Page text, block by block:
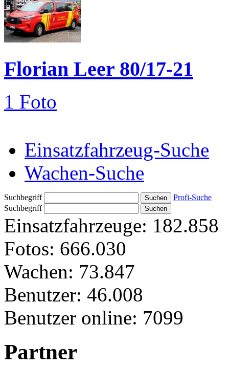
Florian Leer 80/17-21
1 Foto
Einsatzfahrzeug-Suche
Wachen-Suche
Suchbegriff
Profi-Suche
Suchbegriff
Einsatzfahrzeuge: 182.858
Fotos: 666.030
Wachen: 73.847
Benutzer: 46.008
Benutzer online: 7099
Partner